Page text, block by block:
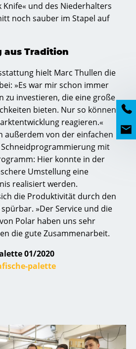
Knife« und des Niederhalters
noch sauber im Stapel auf
aus Tradition
hielt Marc Thullen die
»Es war mir schon immer
zu investieren, die eine große
bieten. Nur so können
reagieren.«
außerdem von der einfachen
mit
Hier konnte in der
Umstellung eine
realisiert werden.
die Produktivität durch den
»Der Service und die
Polar haben uns sehr
die gute Zusammenarbeit.
01/2020
palette